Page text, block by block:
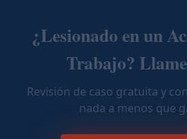
¿Lesionado en un
Trabajo?
Revisión de caso gratuita y
nada a menos que